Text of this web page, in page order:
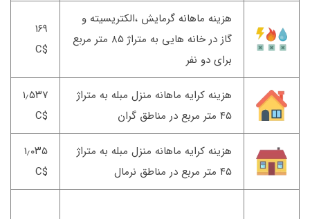
هزینه ماهانه گرمایش ،الکتریسیته و
گاز در خانه هایی به متراژ ۸۵ متر مربع
برای دو نفر
۱۶۹
$C
هزینه کرایه ماهانه منزل مبله به متراژ
۴۵ متر مربع در مناطق گران
۱٫۵۳۷
$C
هزینه کرایه ماهانه منزل مبله به متراژ
۴۵ متر مربع در مناطق نرمال
۱٫۰۳۵
$C